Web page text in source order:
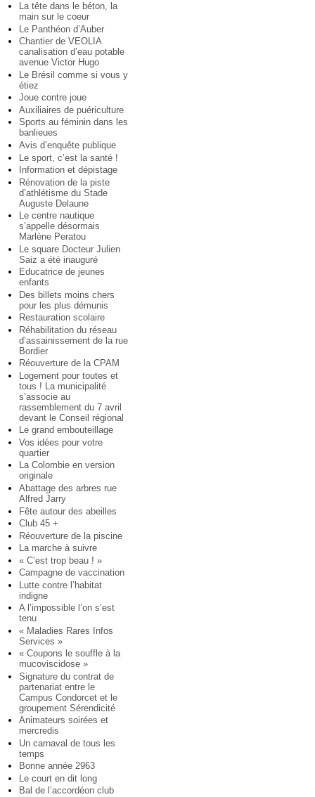
La tête dans le béton, la
main sur le coeur
Le Panthéon d’Auber
Chantier de VEOLIA
canalisation d’eau potable
avenue Victor Hugo
Le Brésil comme si vous y
étiez
Joue contre joue
Auxiliaires de puériculture
Sports au féminin dans les
banlieues
Avis d’enquête publique
Le sport, c’est la santé !
Information et dépistage
Rénovation de la piste
d’athlétisme du Stade
Auguste Delaune
Le centre nautique
s’appelle désormais
Marlène Peratou
Le square Docteur Julien
Saiz a été inauguré
Educatrice de jeunes
enfants
Des billets moins chers
pour les plus démunis
Restauration scolaire
Réhabilitation du réseau
d’assainissement de la rue
Bordier
Réouverture de la CPAM
Logement pour toutes et
tous ! La municipalité
s’associe au
rassemblement du 7 avril
devant le Conseil régional
Le grand embouteillage
Vos idées pour votre
quartier
La Colombie en version
originale
Abattage des arbres rue
Alfred Jarry
Fête autour des abeilles
Club 45 +
Réouverture de la piscine
La marche à suivre
« C’est trop beau ! »
Campagne de vaccination
Lutte contre l’habitat
indigne
A l’impossible l’on s’est
tenu
« Maladies Rares Infos
Services »
« Coupons le souffle à la
mucoviscidose »
Signature du contrat de
partenariat entre le
Campus Condorcet et le
groupement Sérendicité
Animateurs soirées et
mercredis
Un carnaval de tous les
temps
Bonne année 2963
Le court en dit long
Bal de l’accordéon club